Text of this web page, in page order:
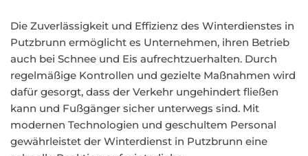
Die Zuverlässigkeit und Effizienz des Winterdienstes in
Putzbrunn ermöglicht es Unternehmen, ihren Betrieb
auch bei Schnee und Eis aufrechtzuerhalten. Durch
regelmäßige Kontrollen und gezielte Maßnahmen wird
dafür gesorgt, dass der Verkehr ungehindert fließen
kann und Fußgänger sicher unterwegs sind. Mit
modernen Technologien und geschultem Personal
gewährleistet der Winterdienst in Putzbrunn eine